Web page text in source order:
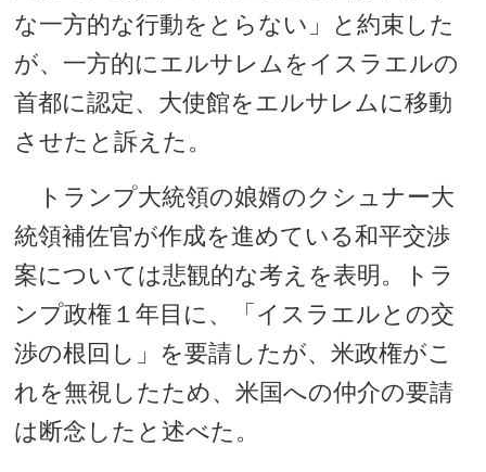
な一方的な行動をとらない」と約束した
が、一方的にエルサレムをイスラエルの
首都に認定、大使館をエルサレムに移動
させたと訴えた。
トランプ大統領の娘婿のクシュナー大
統領補佐官が作成を進めている和平交渉
案については悲観的な考えを表明。トラ
ンプ政権１年目に、「イスラエルとの交
渉の根回し」を要請したが、米政権がこ
れを無視したため、米国への仲介の要請
は断念したと述べた。